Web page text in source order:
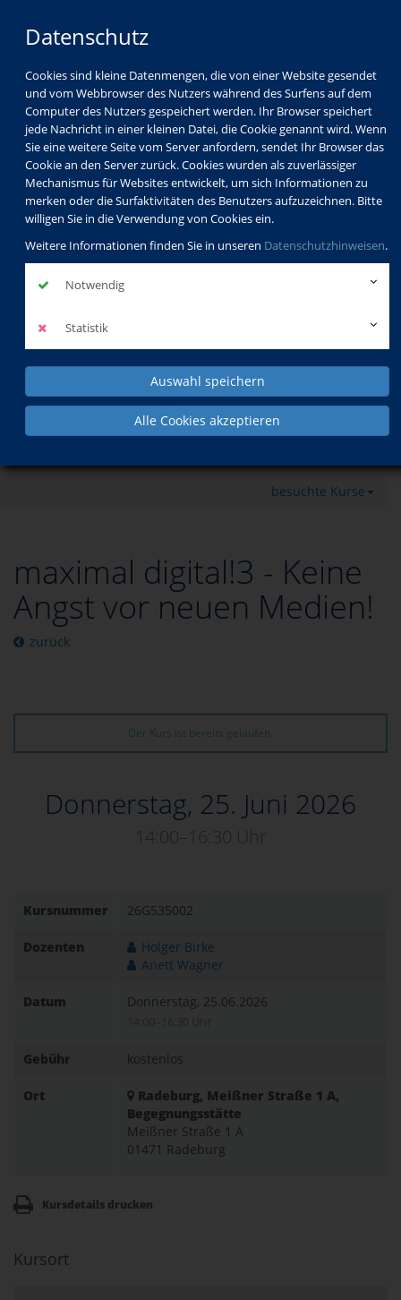
Datenschutz
Cookies sind kleine Datenmengen, die von einer Website gesendet
und vom Webbrowser des Nutzers während des Surfens auf dem
Computer des Nutzers gespeichert werden. Ihr Browser speichert
jede Nachricht in einer kleinen Datei, die Cookie genannt wird. Wenn
Sie eine weitere Seite vom Server anfordern, sendet Ihr Browser das
Cookie an den Server zurück. Cookies wurden als zuverlässiger
Mechanismus für Websites entwickelt, um sich Informationen zu
merken oder die Surfaktivitäten des Benutzers aufzuzeichnen. Bitte
willigen Sie in die Verwendung von Cookies ein.
Weitere Informationen finden Sie in unseren Datenschutzhinweisen.
Notwendig
Statistik
Auswahl speichern
Alle Cookies akzeptieren
Beruf & Medien
Kommunikation im Web
Sicherheit im Internet
besuchte Kurse
maximal digital!3 - Keine
Angst vor neuen Medien!
zurück
Der Kurs ist bereits gelaufen.
Donnerstag, 25. Juni 2026
14:00–16:30 Uhr
Kursnummer 26G535002
Dozenten
Holger Birke
Anett Wagner
Datum Donnerstag, 25.06.2026
Gebühr kostenlos
Ort
Radeburg, Meißner Straße 1 A,
Begegnungsstätte
Meißner Straße 1 A
01471 Radeburg
Kursdetails drucken
Kursort